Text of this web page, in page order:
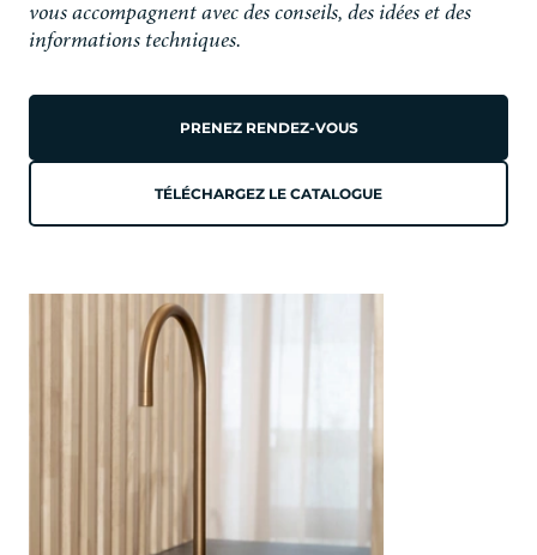
vous accompagnent avec des conseils, des idées et des
informations techniques.
PRENEZ RENDEZ-VOUS
TÉLÉCHARGEZ LE CATALOGUE